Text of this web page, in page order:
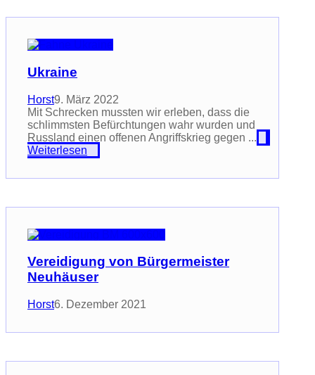
Ukraine
Horst9. März 2022
Mit Schrecken mussten wir erleben, dass die
schlimmsten Befürchtungen wahr wurden und
Russland einen offenen Angriffskrieg gegen ...
Weiterlesen
Vereidigung von Bürgermeister
Neuhäuser
Horst6. Dezember 2021